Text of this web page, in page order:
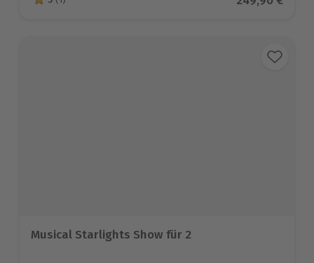
5 von 5 Sternen basierend auf 1 Bewertungen
Musical Starlights Show für 2